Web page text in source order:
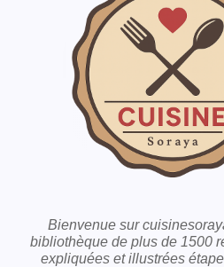
Bienvenue sur
bibliothèque de plus de 1500
expliquées et illustrées